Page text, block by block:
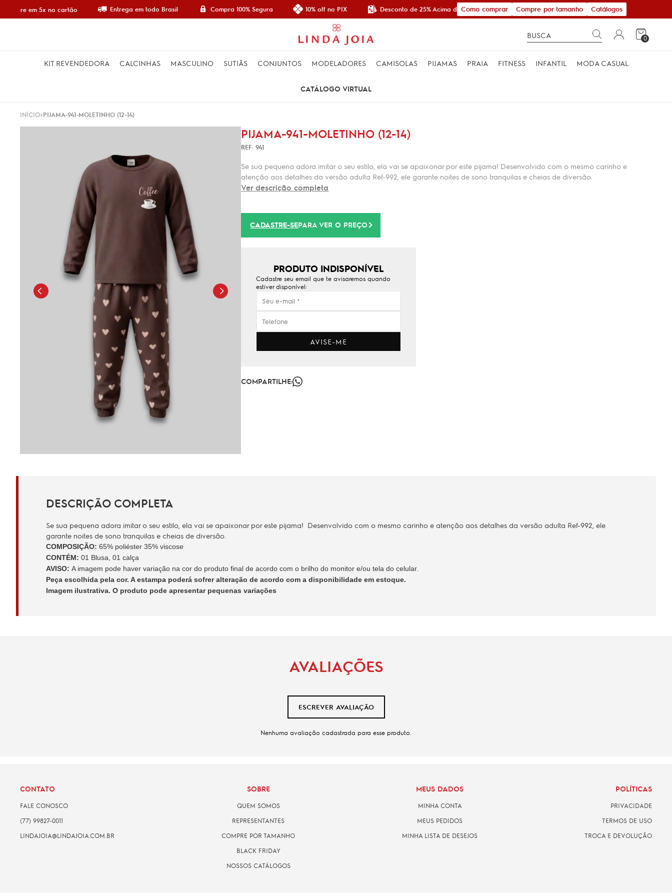
Compre em 5x no cartão Entrega em todo Brasil Compra 100% Segura 10% off no PIX Desconto de 25% Acima de R$ 600,00
Como comprar Compre por tamanho Catálogos
0
KIT REVENDEDORA CALCINHAS MASCULINO SUTIÃS CONJUNTOS MODELADORES CAMISOLAS PIJAMAS PRAIA FITNESS INFANTIL MODA CASUAL
CATÁLOGO VIRTUAL
INÍCIO PIJAMA-941-MOLETINHO (12-14)
PIJAMA-941-MOLETINHO (12-14)
REF: 941
Se sua pequena adora imitar o seu estilo, ela vai se apaixonar por este pijama! Desenvolvido com o mesmo carinho e
atenção aos detalhes da versão adulta Ref-992, ele garante noites de sono tranquilas e cheias de diversão.
Ver descrição completa
CADASTRE-SEPARA VER O PREÇO
PRODUTO INDISPONÍVEL
Cadastre seu email que te avisaremos quando
estiver disponível:
AVISE-ME
COMPARTILHE:
DESCRIÇÃO COMPLETA
Se sua pequena adora imitar o seu estilo, ela vai se apaixonar por este pijama! Desenvolvido com o mesmo carinho e atenção aos detalhes da versão adulta Ref-992, ele
garante noites de sono tranquilas e cheias de diversão.
COMPOSIÇÃO: 65% poliéster 35% viscose
CONTÉM: 01 Blusa, 01 calça
AVISO: A imagem pode haver variação na cor do produto final de acordo com o brilho do monitor e/ou tela do celular.
Peça escolhida pela cor. A estampa poderá sofrer alteração de acordo com a disponibilidade em estoque.
Imagem ilustrativa. O produto pode apresentar pequenas variações
AVALIAÇÕES
ESCREVER AVALIAÇÃO
Nenhuma avaliação cadastrada para esse produto.
CONTATO
FALE CONOSCO
(77) 99827-0011
LINDAJOIA@LINDAJOIA.COM.BR
SOBRE
QUEM SOMOS
REPRESENTANTES
COMPRE POR TAMANHO
BLACK FRIDAY
NOSSOS CATÁLOGOS
MEUS DADOS
MINHA CONTA
MEUS PEDIDOS
MINHA LISTA DE DESEJOS
POLÍTICAS
PRIVACIDADE
TERMOS DE USO
TROCA E DEVOLUÇÃO